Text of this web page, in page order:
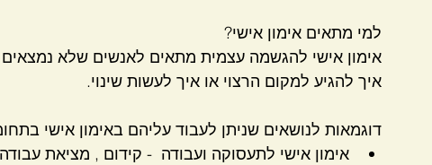
למי מתאים אימון אישי?
אימון אישי להגשמה עצמית מתאים לאנשים שלא נמצאים
איך להגיע למקום הרצוי או איך לעשות שינוי.
דוגמאות לנושאים שניתן לעבוד עליהם באימון אישי
אימון אישי לתעסוקה ועבודה  - קידום , מציאת